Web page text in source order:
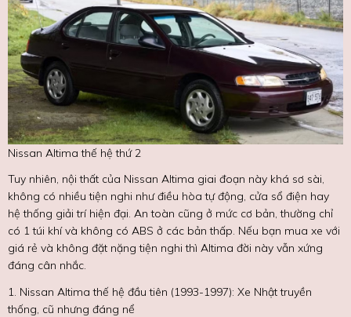
Nissan Altima thế hệ thứ 2
Tuy nhiên, nội thất của Nissan Altima giai đoạn này khá sơ sài,
không có nhiều tiện nghi như điều hòa tự động, cửa sổ điện hay
hệ thống giải trí hiện đại. An toàn cũng ở mức cơ bản, thường chỉ
có 1 túi khí và không có ABS ở các bản thấp. Nếu bạn mua xe với
giá rẻ và không đặt nặng tiện nghi thì Altima đời này vẫn xứng
đáng cân nhắc.
1. Nissan Altima thế hệ đầu tiên (1993-1997): Xe Nhật truyền
thống, cũ nhưng đáng nể